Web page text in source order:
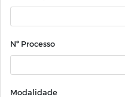
Nº Processo
Modalidade